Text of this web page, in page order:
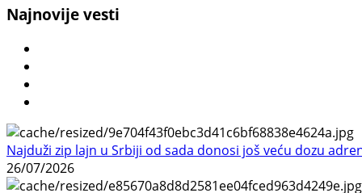
Najnovije vesti
Najduži zip lajn u Srbiji od sada donosi još veću dozu
26/07/2026